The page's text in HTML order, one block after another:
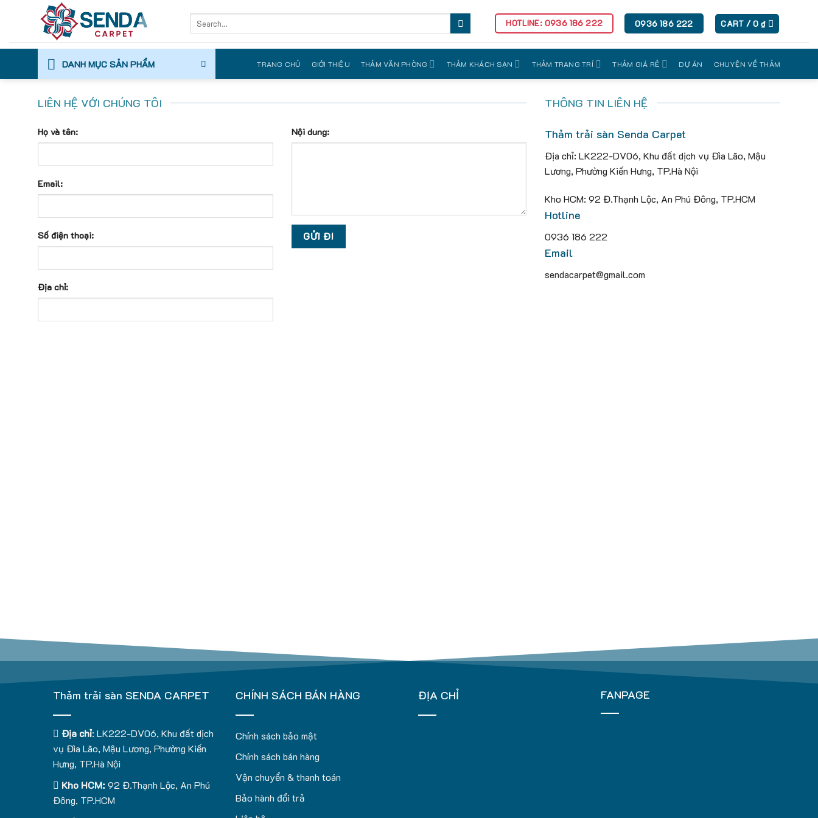
for:
HOTLINE: 0936 186 222 0936 186 222 CART /0 ₫
DANH MỤC SẢN PHẨM TRANG CHỦ GIỚI THIỆU THẢM VĂN PHÒNG THẢM KHÁCH SẠN THẢM TRANG TRÍ THẢM GIÁ RẺ DỰ ÁN CHUYỆN VỀ THẢM
LIÊN HỆ VỚI CHÚNG TÔI
Họ và tên:
Email:
Số điện thoại:
Địa chỉ:
Nội dung:
THÔNG TIN LIÊN HỆ
Thảm trải sàn Senda Carpet
Địa chỉ: LK222-DV06, Khu đất dịch vụ Đìa Lão, Mậu
Lương, Phường Kiến Hưng, TP.Hà Nội
Kho HCM: 92 Đ.Thạnh Lộc, An Phú Đông, TP.HCM
Hotline
0936 186 222
Email
sendacarpet@gmail.com
Thảm trải sàn SENDA CARPET
Địa chỉ: LK222-DV06, Khu đất dịch
vụ Đìa Lão, Mậu Lương, Phường Kiến
Hưng, TP.Hà Nội
Kho HCM:92 Đ.Thạnh Lộc, An Phú
Đông, TP.HCM
CHÍNH SÁCH BÁN HÀNG
Chính sách bảo mật
Chính sách bán hàng
Vận chuyển & thanh toán
Bảo hành đổi trả
ĐỊA CHỈ FANPAGE